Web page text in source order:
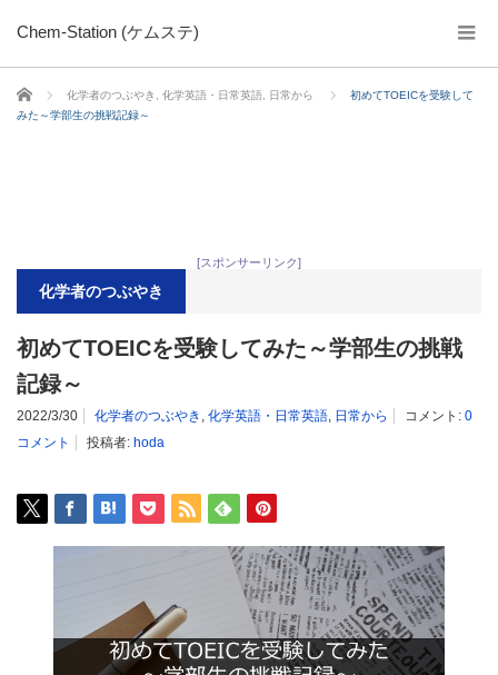
Chem-Station (ケムステ)
ホーム 化学者のつぶやき 化学英語・日常英語 日常から
初めてTOEICを受験して
みた～学部生の挑戦記録～
[スポンサーリンク]
化学者のつぶやき
初めてTOEICを受験してみた～学部生の挑戦
記録～
2022/3/30 化学者のつぶやき , 化学英語・日常英語, 日常から コメント: 0
コメント
投稿者: hoda